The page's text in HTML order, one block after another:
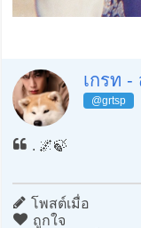
เกรท
@grtsp
. 🌌🍃
โพสต์เมื่อ
ถูกใจ